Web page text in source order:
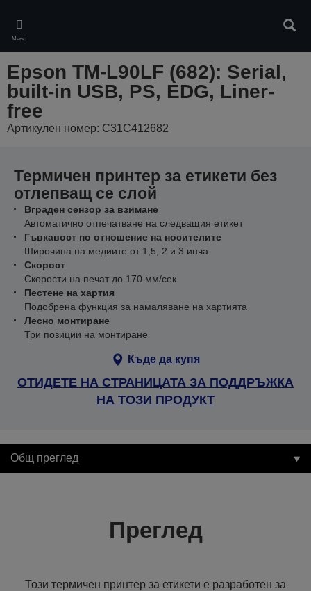
main
content
Меню
Epson TM-L90LF (682): Serial,
built-in USB, PS, EDG, Liner-
free
Артикулен номер: C31C412682
Термичен принтер за етикети без
отлепващ се слой
Вграден сензор за взимане
Автоматично отпечатване на следващия етикет
Гъвкавост по отношение на носителите
Широчина на медиите от 1,5, 2 и 3 инча.
Скорост
Скорости на печат до 170 мм/сек
Пестене на хартия
Подобрена функция за намаляване на хартията
Лесно монтиране
Три позиции на монтиране
Къде да купя
ОТИДЕТЕ НА СТРАНИЦАТА ЗА ПОДДРЪЖКА
НА ТОЗИ ПРОДУКТ
Общ преглед
Преглед
Този термичен принтер за етикети е разработен за